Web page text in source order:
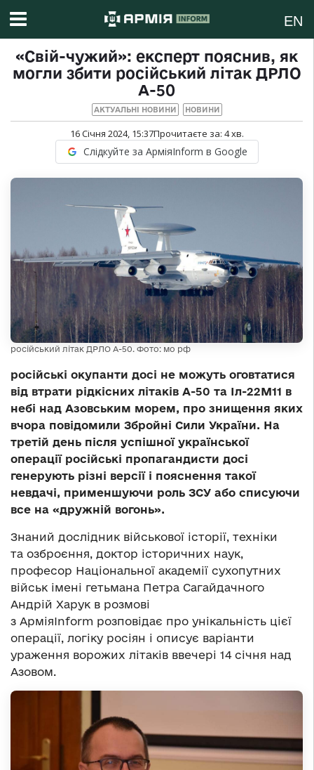
EN
«Свій-чужий»: експерт пояснив, як
могли збити російський літак ДРЛО
А-50
АКТУАЛЬНІ НОВИНИ НОВИНИ
16 Січня 2024, 15:37Прочитаєте за: 4хв.
Слідкуйте за АрміяInform в Google
російський літак ДРЛО А-50. Фото: мо рф
російські окупанти досі не можуть оговтатися
від втрати рідкісних літаків А-50 та Іл-22М11 в
небі над Азовським морем, про знищення яких
вчора повідомили Збройні Сили України. На
третій день після успішної української
операції російські пропагандисти досі
генерують різні версії і пояснення такої
невдачі, применшуючи роль ЗСУ або списуючи
все на «дружній вогонь».
Знаний дослідник військової історії, техніки
та озброєння, доктор історичних наук,
професор Національної академії сухопутних
військ імені гетьмана Петра Сагайдачного
Андрій Харук в розмові
з АрміяInform розповідає про унікальність цієї
операції, логіку росіян і описує варіанти
ураження ворожих літаків ввечері 14 січня над
Азовом.